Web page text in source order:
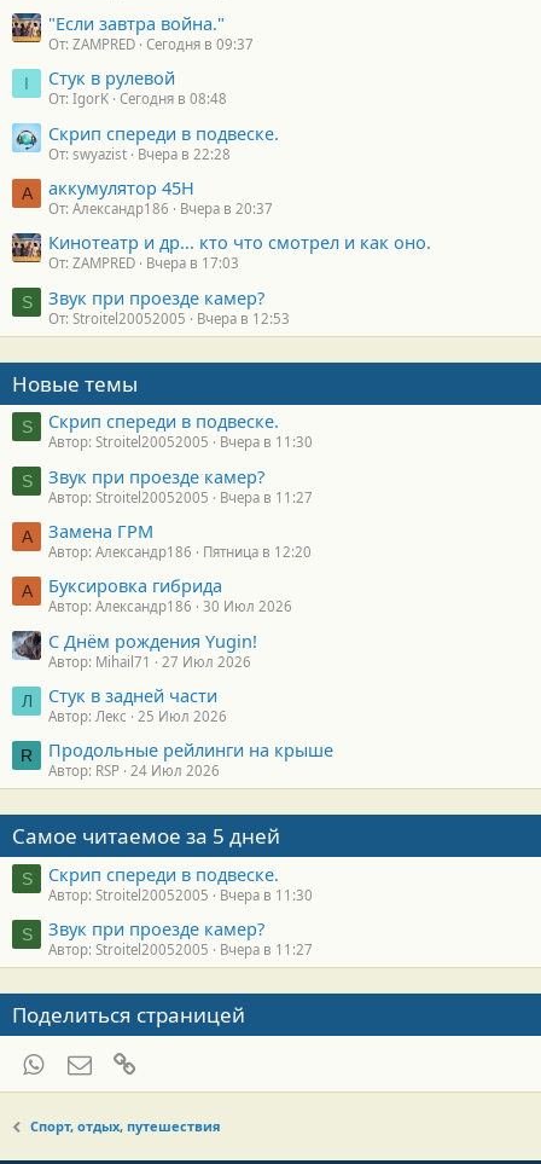
"Если завтра война."
От: ZAMPRED Сегодня в 09:37
I Стук в рулевой
От: IgorK Сегодня в 08:48
Скрип спереди в подвеске.
От: swyazist Вчера в 22:28
А аккумулятор 45H
От: Александр186 Вчера в 20:37
Кинотеатр и др... кто что смотрел и как оно.
От: ZAMPRED Вчера в 17:03
S Звук при проезде камер?
От: Stroitel20052005 Вчера в 12:53
Новые темы
S Скрип спереди в подвеске.
Автор: Stroitel20052005 Вчера в 11:30
S Звук при проезде камер?
Автор: Stroitel20052005 Вчера в 11:27
А Замена ГРМ
Автор: Александр186 Пятница в 12:20
А Буксировка гибрида
Автор: Александр186 30 Июл 2026
С Днём рождения Yugin!
Автор: Mihail71 27 Июл 2026
Л Стук в задней части
Автор: Лекс 25 Июл 2026
R Продольные рейлинги на крыше
Автор: RSP 24 Июл 2026
Самое читаемое за 5 дней
S Скрип спереди в подвеске.
Автор: Stroitel20052005 Вчера в 11:30
S Звук при проезде камер?
Автор: Stroitel20052005 Вчера в 11:27
Поделиться страницей
WhatsAppЭлектронная почта
Спорт, отдых, путешествия